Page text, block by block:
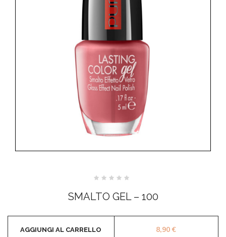
su
5
SMALTO GEL – 100
8,90€
AGGIUNGI AL CARRELLO